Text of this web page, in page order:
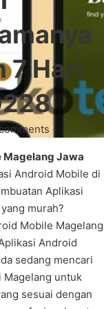
7 Hari
Magelang Jawa
Android Mobile di
Aplikasi
murah?
Mobile Magelang
Android
sedang mencari
Magelang untuk
sesuai dengan